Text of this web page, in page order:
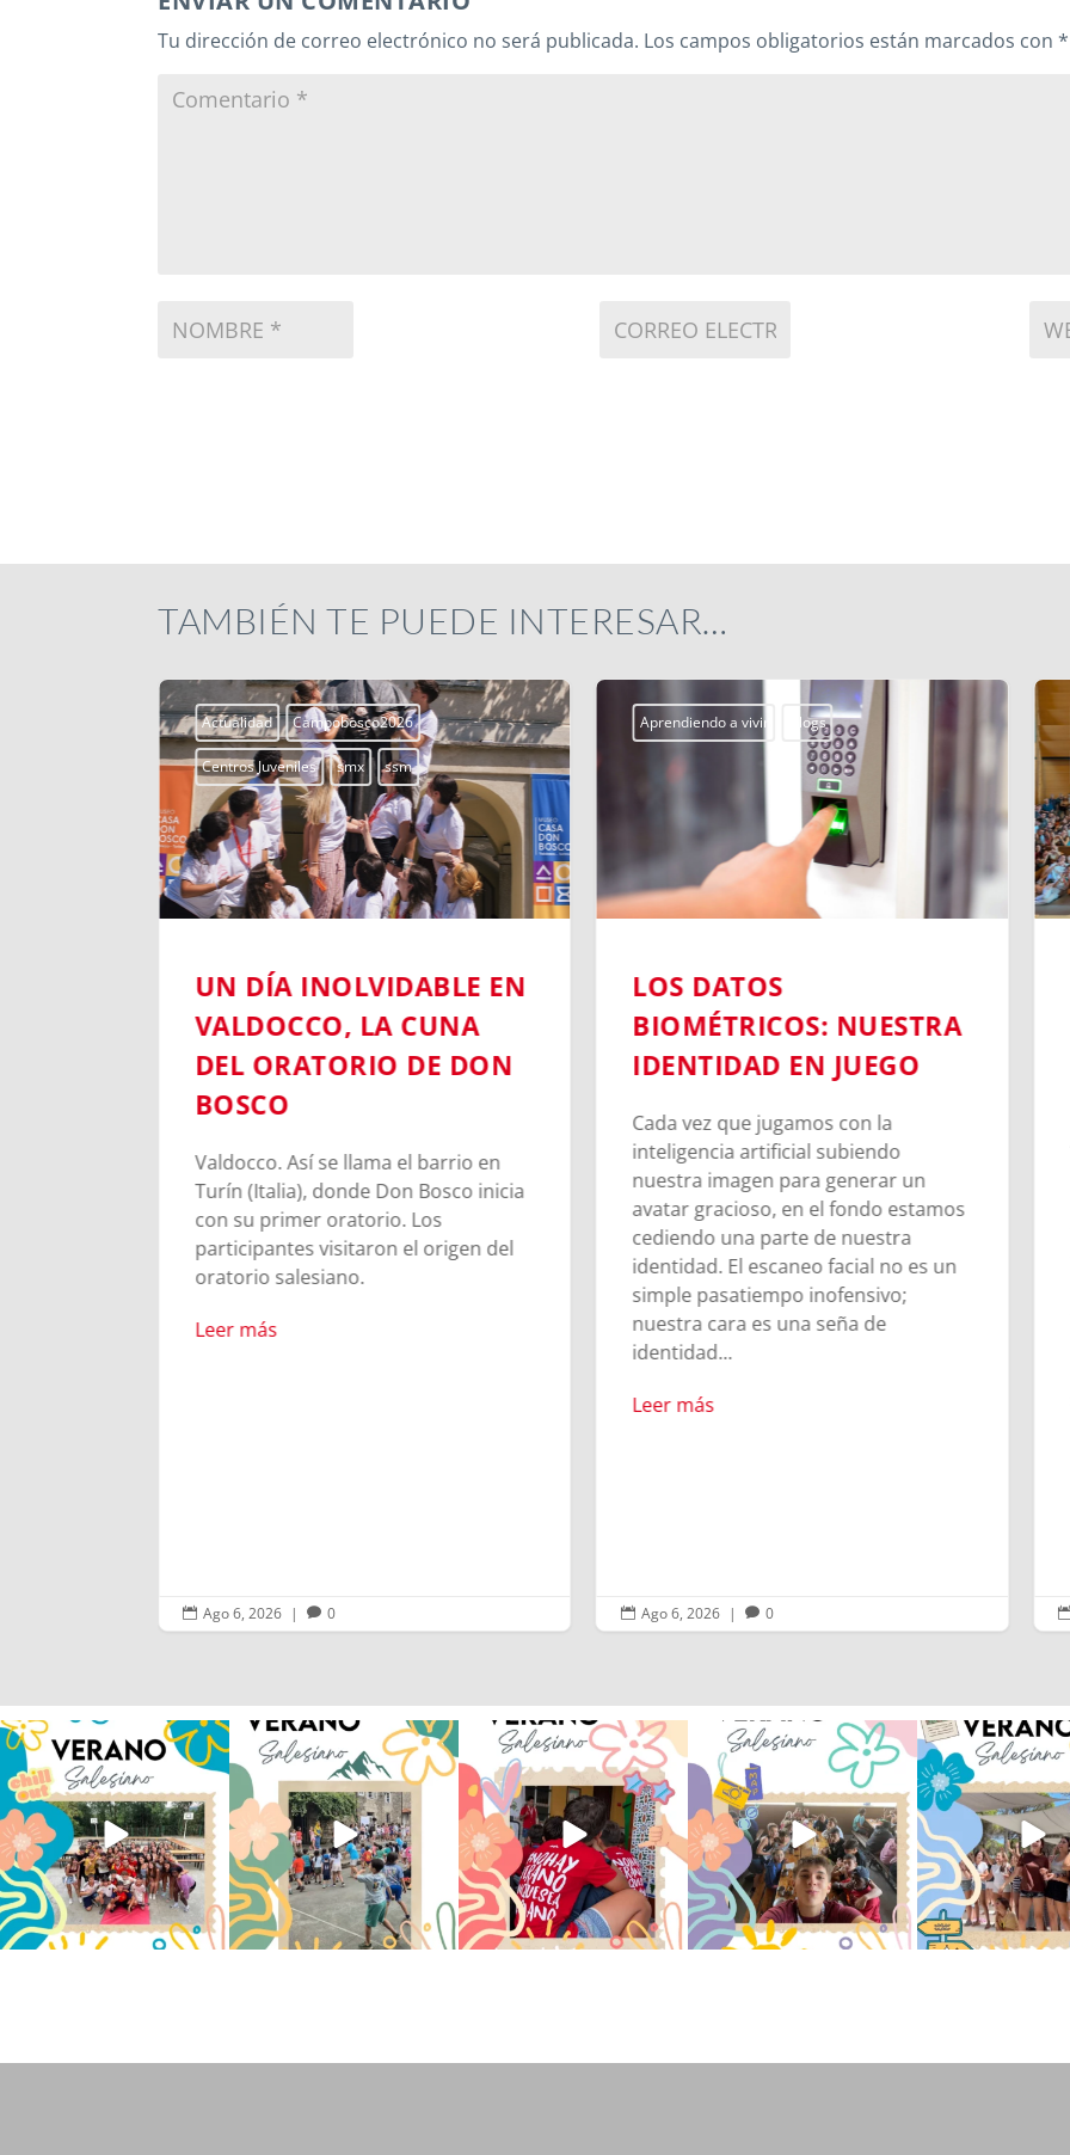
Tu dirección de correo electrónico no será publicada. Los campos obligatorios están marcados con *
TAMBIÉN TE PUEDE INTERESAR…
Actualidad Campobosco2026
Centros Juveniles smx ssm
UN DÍA INOLVIDABLE EN
VALDOCCO, LA CUNA
DEL ORATORIO DE DON
BOSCO
Valdocco. Así se llama el barrio en
Turín (Italia), donde Don Bosco inicia
con su primer oratorio. Los
participantes visitaron el origen del
oratorio salesiano.
Leer más
 Ago 6, 2026 |  0
Aprendiendo a vivir Blogs
LOS DATOS
BIOMÉTRICOS: NUESTRA
IDENTIDAD EN JUEGO
Cada vez que jugamos con la
inteligencia artificial subiendo
nuestra imagen para generar un
avatar gracioso, en el fondo estamos
cediendo una parte de nuestra
identidad. El escaneo facial no es un
simple pasatiempo inofensivo;
nuestra cara es una seña de
identidad...
Leer más
 Ago 6, 2026 |  0
Los alumnos de 6º de Primaria, 1º
y 2º de la ESO...
146 2
La diversión y la alegría también
se han sentido
97 0
No hay verano sin que sea
Salesiano ❤️💫 en Luz 4...
196 0
viviendo la alegría en el
campamento Caravio...
93 2
Que bonito todo lo
en el
253